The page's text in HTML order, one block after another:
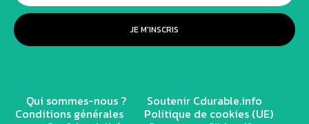
JE M'INSCRIS
Qui sommes-nous ? Soutenir Cdurable.info
Conditions générales Politique de cookies (UE)